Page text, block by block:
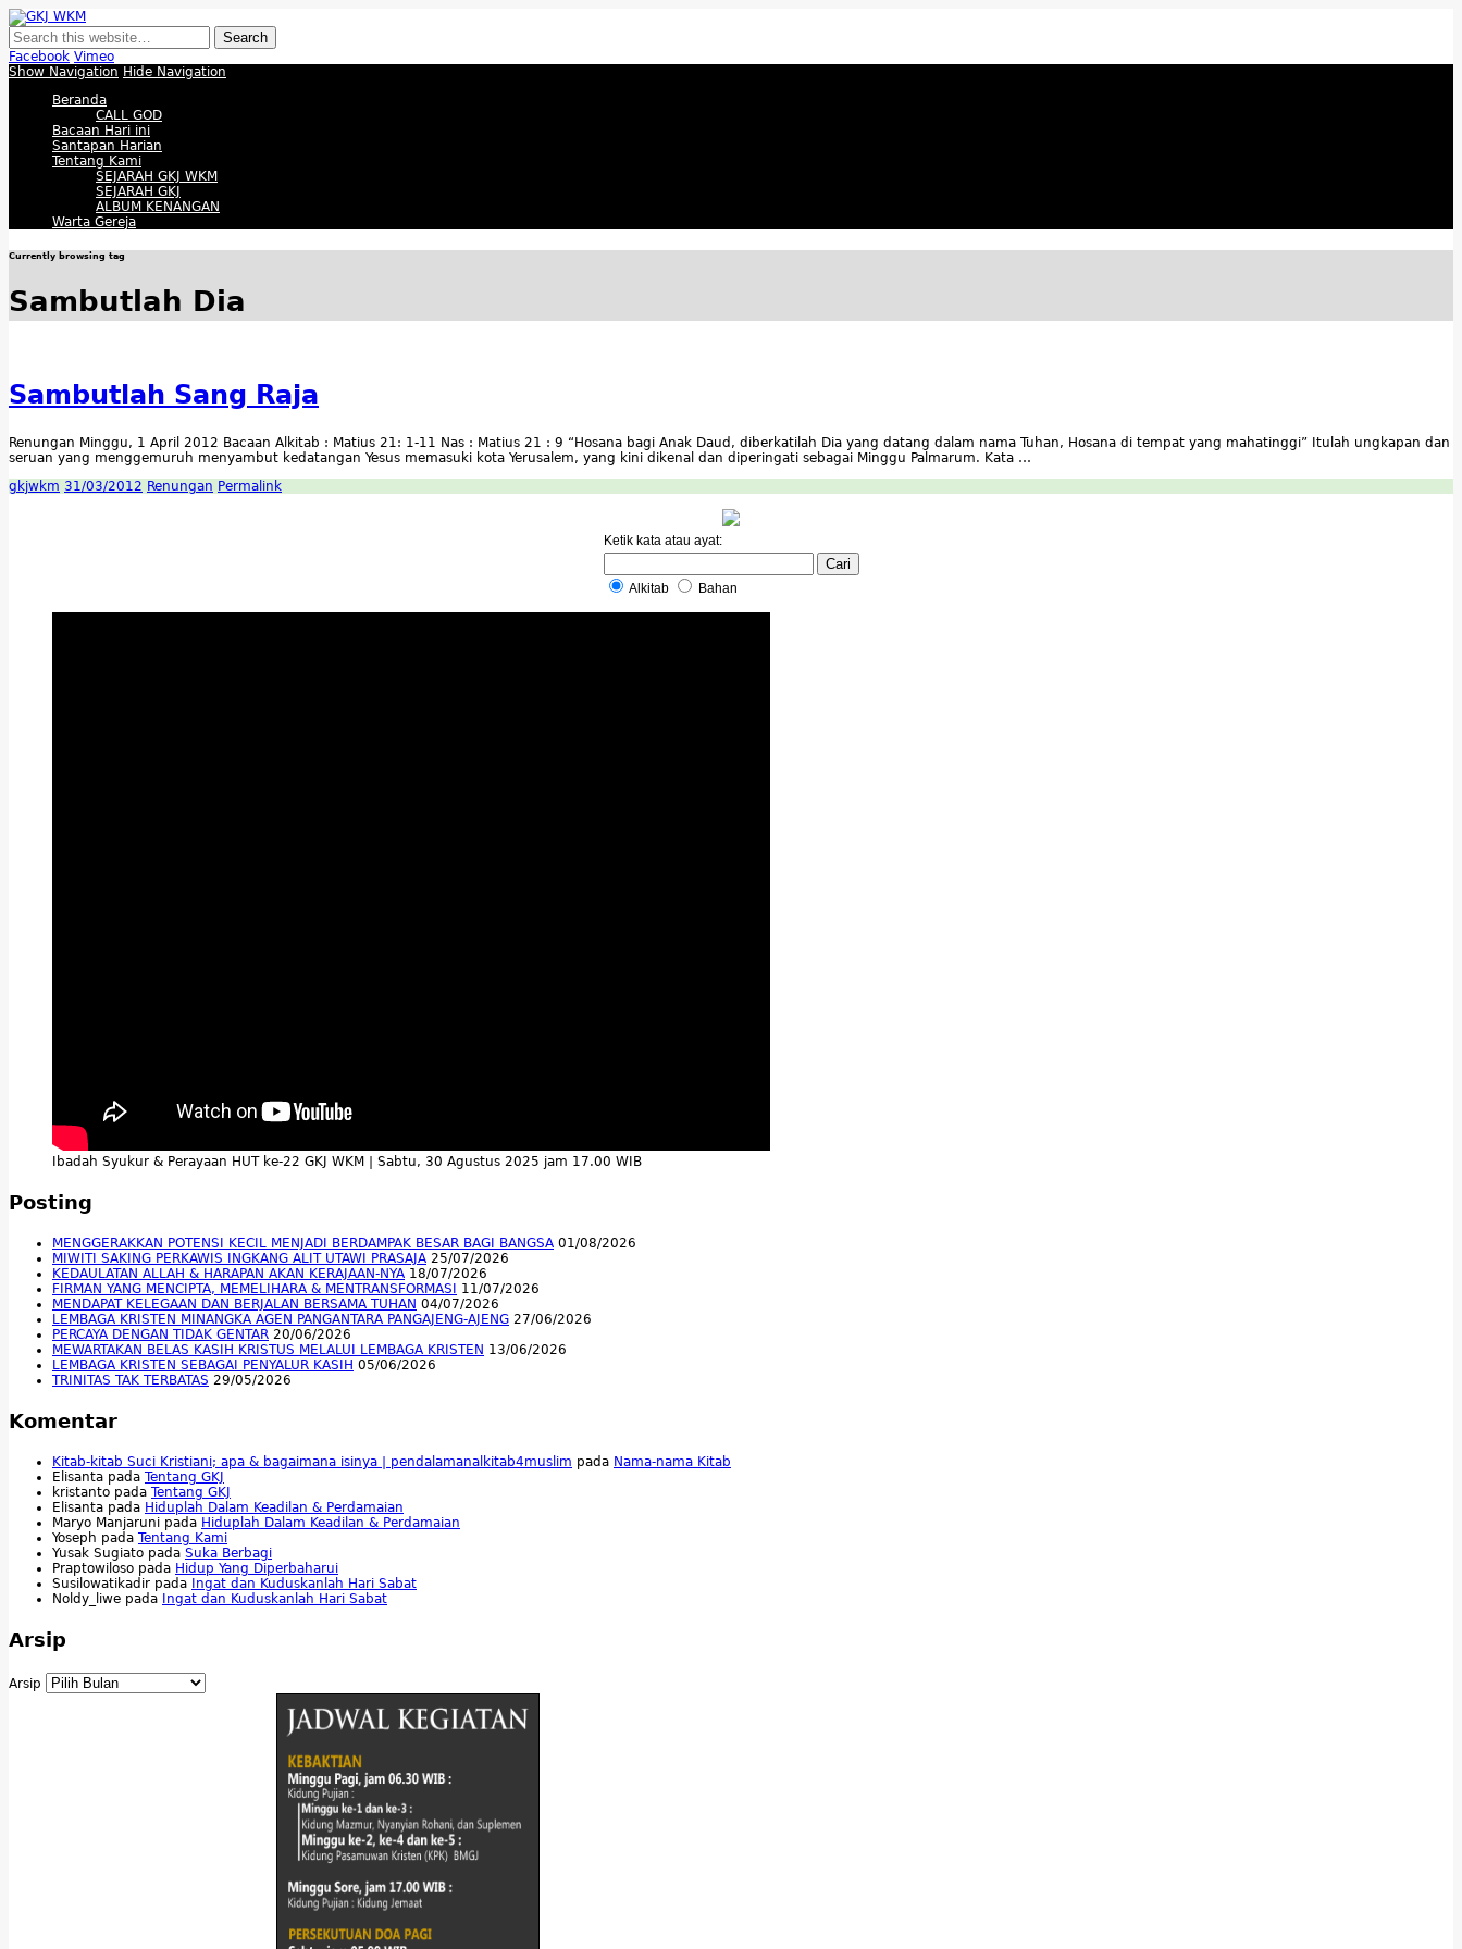
Membangun Gereja Kokoh melalui Pelayanan Holistik, Teknologi, dan Budaya Apresiatif
Facebook Vimeo
Show Navigation Hide Navigation
Beranda
CALL GOD
Bacaan Hari ini
Santapan Harian
Tentang Kami
SEJARAH GKJ WKM
SEJARAH GKJ
ALBUM KENANGAN
Warta Gereja
Currently browsing tag
Sambutlah Dia
Sambutlah Sang Raja
Renungan Minggu, 1 April 2012 Bacaan Alkitab : Matius 21: 1-11 Nas : Matius 21 : 9 “Hosana bagi Anak Daud, diberkatilah Dia yang datang dalam nama Tuhan, Hosana di tempat yang mahatinggi” Itulah ungkapan dan
seruan yang menggemuruh menyambut kedatangan Yesus memasuki kota Yerusalem, yang kini dikenal dan diperingati sebagai Minggu Palmarum. Kata …
gkjwkm 31/03/2012 Renungan Permalink
Ketik kata atau ayat:
Alkitab Bahan
Ibadah Syukur & Perayaan HUT ke-22 GKJ WKM | Sabtu, 30 Agustus 2025 jam 17.00 WIB
Posting
MENGGERAKKAN POTENSI KECIL MENJADI BERDAMPAK BESAR BAGI BANGSA 01/08/2026
MIWITI SAKING PERKAWIS INGKANG ALIT UTAWI PRASAJA 25/07/2026
KEDAULATAN ALLAH & HARAPAN AKAN KERAJAAN-NYA 18/07/2026
FIRMAN YANG MENCIPTA, MEMELIHARA & MENTRANSFORMASI 11/07/2026
MENDAPAT KELEGAAN DAN BERJALAN BERSAMA TUHAN 04/07/2026
LEMBAGA KRISTEN MINANGKA AGEN PANGANTARA PANGAJENG-AJENG 27/06/2026
PERCAYA DENGAN TIDAK GENTAR 20/06/2026
MEWARTAKAN BELAS KASIH KRISTUS MELALUI LEMBAGA KRISTEN 13/06/2026
LEMBAGA KRISTEN SEBAGAI PENYALUR KASIH 05/06/2026
TRINITAS TAK TERBATAS 29/05/2026
Komentar
Kitab-kitab Suci Kristiani; apa & bagaimana isinya | pendalamanalkitab4muslim pada Nama-nama Kitab
Elisanta pada Tentang GKJ
kristanto pada Tentang GKJ
Elisanta pada Hiduplah Dalam Keadilan & Perdamaian
Maryo Manjaruni pada Hiduplah Dalam Keadilan & Perdamaian
Yoseph pada Tentang Kami
Yusak Sugiato pada Suka Berbagi
Praptowiloso pada Hidup Yang Diperbaharui
Susilowatikadir pada Ingat dan Kuduskanlah Hari Sabat
Noldy_liwe pada Ingat dan Kuduskanlah Hari Sabat
Arsip
Arsip